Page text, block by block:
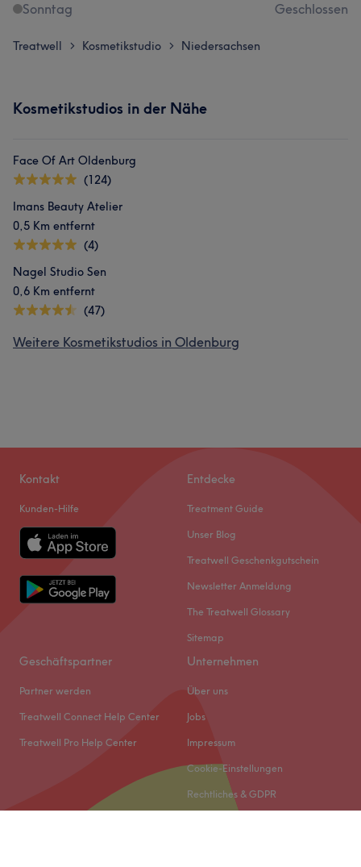
Sonntag
Geschlossen
Treatwell > Kosmetikstudio > Niedersachsen
Kosmetikstudios in der Nähe
Face Of Art Oldenburg
(124)
Imans Beauty Atelier
0,5 Km entfernt
(4)
Nagel Studio Sen
0,6 Km entfernt
(47)
Weitere Kosmetikstudios in Oldenburg
Kontakt
Kunden-Hilfe
Entdecke
Treatment Guide
Unser Blog
Treatwell Geschenkgutschein
Newsletter Anmeldung
The Treatwell Glossary
Sitemap
Geschäftspartner
Partner werden
Treatwell Connect Help Center
Treatwell Pro Help Center
Unternehmen
Über uns
Jobs
Impressum
Cookie-Einstellungen
Rechtliches & GDPR